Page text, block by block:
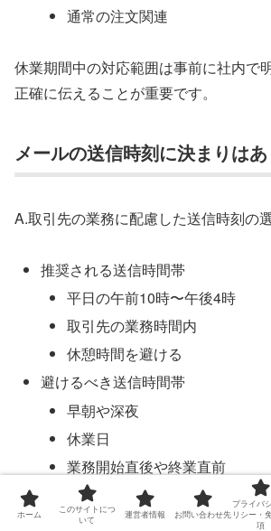
通常の注文関連
休業期間中の対応範囲は事前に社内で
正確に伝えることが重要です。
メールの送信時刻に決まりは
A.取引先の業務に配慮した送信時刻の
推奨される送信時間帯
平日の午前10時〜午後4時
取引先の業務時間内
休憩時間を避ける
避けるべき送信時間帯
早朝や深夜
休業日
業務開始直後や終業直前
また、海外取引先がある場合は、相手
ホーム
このサイトにつ
いて
運営者情報 お問い合わせ先
プライバ
リシー・
項